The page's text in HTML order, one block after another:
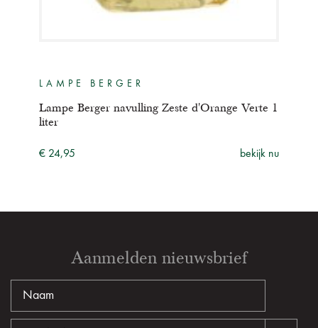
LAMPE BERGER
Lampe Berger navulling Zeste d'Orange Verte 1
liter
€ 24,95 bekijk nu
Aanmelden nieuwsbrief